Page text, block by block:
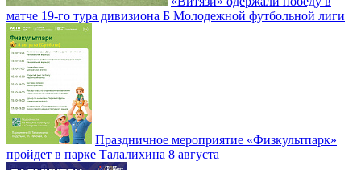
матче 19-го тура дивизиона Б Молодежной футбольной лиги
Праздничное мероприятие «Физкультпарк»
пройдет в парке Талалихина 8 августа